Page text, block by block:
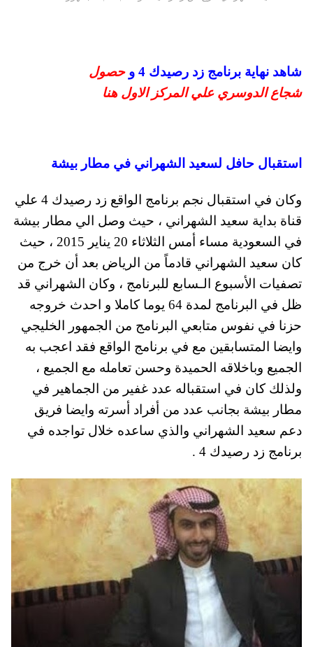
شاهد نهاية برنامج زد رصيدك 4 و
حصول
شجاع الدوسري علي المركز الاول هنا
استقبال حافل لسعيد الشهراني في مطار بيشة
وكان في استقبال نجم برنامج الواقع زد رصيدك 4 علي
قناة بداية سعيد الشهراني ، حيث وصل الي مطار بيشة
في السعودية مساء أمس الثلاثاء 20 يناير 2015 ، حيث
كان سعيد الشهراني قادماً من الرياض بعد أن خرج من
تصفيات الأسبوع الـسابع للبرنامج ، وكان الشهراني قد
ظل في البرنامج لمدة 64 يوما كاملا و احدث خروجه
حزنا في نفوس متابعي البرنامج من الجمهور الخليجي
وايضا المتسابقين مع في برنامج الواقع فقد اعجب به
الجميع وباخلاقه الحميدة وحسن تعامله مع الجميع ،
ولذلك كان في استقباله عدد غفير من الجماهير في
مطار بيشة بجانب عدد من أفراد أسرته وايضا فريق
دعم سعيد الشهراني والذي ساعده خلال تواجده في
برنامج زد رصيدك 4 .